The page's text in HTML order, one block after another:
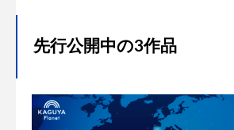
先行公開中の3作品